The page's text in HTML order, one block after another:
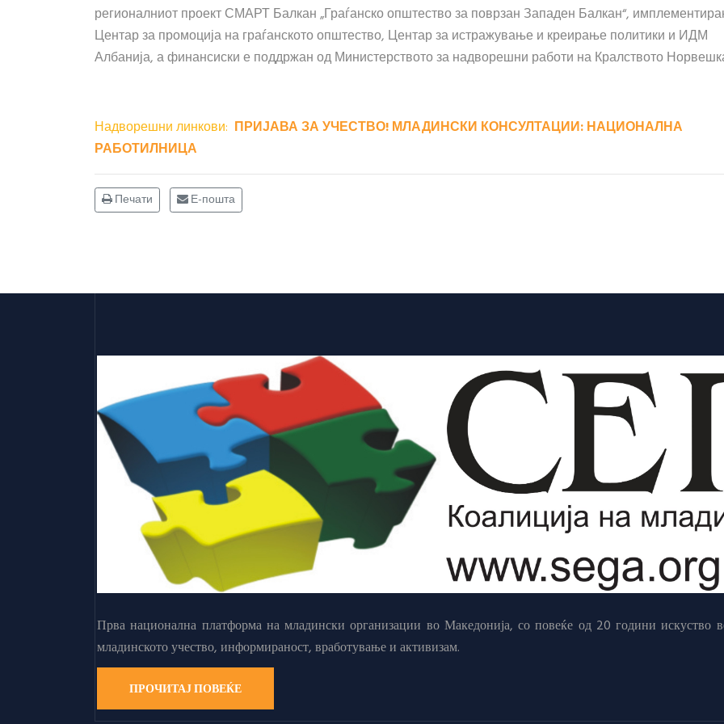
регионалниот проект СМАРТ Балкан „Граѓанско општество за поврзан Западен Балкан“,
Центар за промоција на граѓанското општество, Центар за истражување и креирање политики и ИДМ
Албанија, а финансиски е поддржан од Министерството за надворешни работи на Кралството
Надворешни линкови: ПРИЈАВА ЗА УЧЕСТВО! МЛАДИНСКИ КОНСУЛТАЦИИ: НАЦИОНАЛНА
РАБОТИЛНИЦА
Печати Е-пошта
Прва национална платформа на младински организации во Македонија, со повеќе од 20 години искуство
младинското учество, информираност, вработување и активизам.
ПРОЧИТАЈ ПОВЕЌЕ